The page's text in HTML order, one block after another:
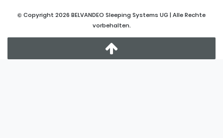
© Copyright 2026 BELVANDEO Sleeping Systems UG | Alle Rechte
vorbehalten.